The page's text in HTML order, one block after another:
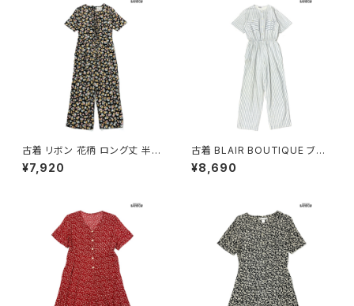
古着 リボン 花柄 ロング丈 半袖
オールインワン 黒 (otu26040
46)
¥7,920
古着 BLAIR BOUTIQUE ブレ
アブティック アメリカ製 ストライ
プ柄 コットン ロング丈 半袖 オ
¥8,690